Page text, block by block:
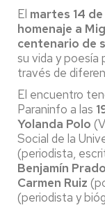
El martes 14
homenaje a
centenario de
su vida y poesía
través de
El encuentro
Paraninfo a las
Yolanda Polo
Social de la
(periodista,
Benjamín Prado
Carmen Ruiz
(periodista y